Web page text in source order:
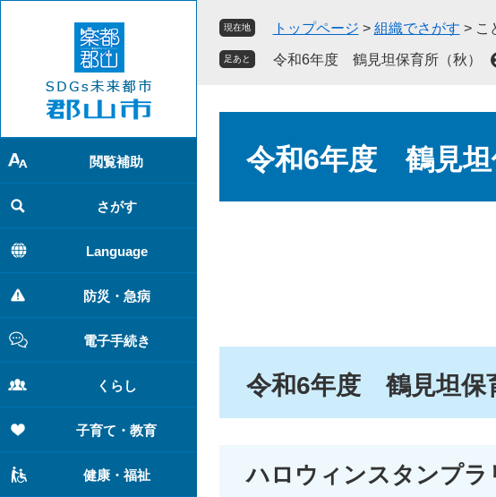
で
す
。
ば
し
て
本
文
へ
閲覧補助
さがす
Language
防災・急病
電子手続き
くらし
子育て・教育
健康・福祉
現在地 トップページ > 組織でさがす > こ
足あと 令和6年度 鶴見坦保育所（秋）
令和6年度 鶴見坦
令和6年度 鶴見坦保
ハロウィンスタンプラ